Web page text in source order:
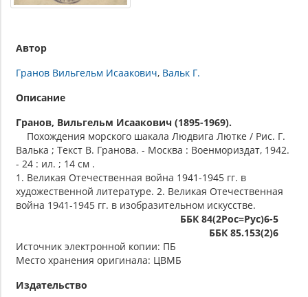
Автор
Гранов Вильгельм Исаакович Вальк Г.
Описание
Гранов, Вильгельм Исаакович (1895-1969).
Похождения морского шакала Людвига Лютке / Рис. Г.
Валька ; Текст В. Гранова. - Москва : Военмориздат, 1942.
- 24 : ил. ; 14 см .
1. Великая Отечественная война 1941-1945 гг. в
художественной литературе. 2. Великая Отечественная
война 1941-1945 гг. в изобразительном искусстве.
ББК 84(2Рос=Рус)6-5
ББК 85.153(2)6
Источник электронной копии: ПБ
Место хранения оригинала: ЦВМБ
Издательство